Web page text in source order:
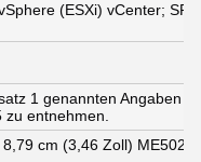
(ESXi) vCenter;
1 genannten Angaben
zu entnehmen.
8,79 cm (3,46 Zoll)